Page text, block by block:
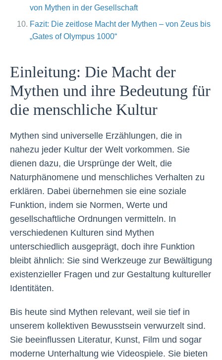
von Mythen in der Gesellschaft
Fazit: Die zeitlose Macht der Mythen – von Zeus bis
„Gates of Olympus 1000“
Einleitung: Die Macht der
Mythen und ihre Bedeutung für
die menschliche Kultur
Mythen sind universelle Erzählungen, die in
nahezu jeder Kultur der Welt vorkommen. Sie
dienen dazu, die Ursprünge der Welt, die
Naturphänomene und menschliches Verhalten zu
erklären. Dabei übernehmen sie eine soziale
Funktion, indem sie Normen, Werte und
gesellschaftliche Ordnungen vermitteln. In
verschiedenen Kulturen sind Mythen
unterschiedlich ausgeprägt, doch ihre Funktion
bleibt ähnlich: Sie sind Werkzeuge zur Bewältigung
existenzieller Fragen und zur Gestaltung kultureller
Identitäten.
Bis heute sind Mythen relevant, weil sie tief in
unserem kollektiven Bewusstsein verwurzelt sind.
Sie beeinflussen Literatur, Kunst, Film und sogar
moderne Unterhaltung wie Videospiele. Sie bieten